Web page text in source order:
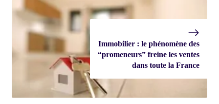
Immobilier : le phénomène des
“promeneurs” freine les ventes
dans toute la France